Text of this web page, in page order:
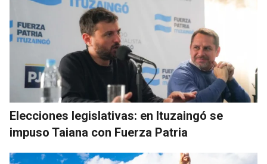
Elecciones legislativas: en Ituzaingó se
impuso Taiana con Fuerza Patria